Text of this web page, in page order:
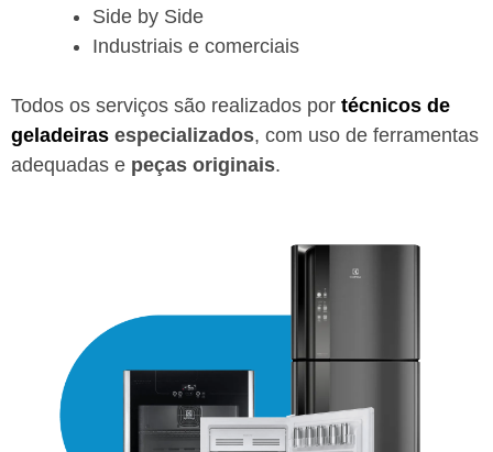
Side by Side
Industriais e comerciais
Todos os serviços são realizados por técnicos de
geladeiras especializados, com uso de ferramentas
adequadas e peças originais.